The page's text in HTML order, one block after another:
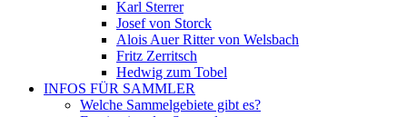
Karl Sterrer
Josef von Storck
Alois Auer Ritter von Welsbach
Fritz Zerritsch
Hedwig zum Tobel
INFOS FÜR SAMMLER
Welche Sammelgebiete gibt es?